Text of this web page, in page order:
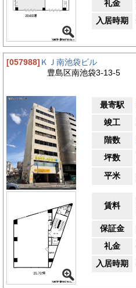
礼金
入居時期
[057988] ＫＪ南池袋ビル
豊島区南池袋3-13-5
最寄駅
竣工
階数
坪数
平米
賃料
保証金
礼金
入居時期